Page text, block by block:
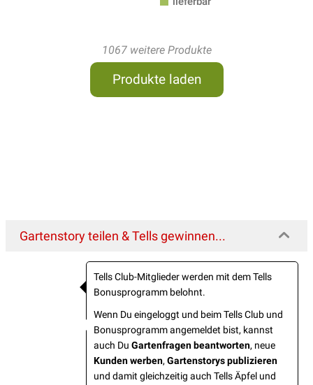
1067 weitere Produkte
Produkte laden
Gartenstory teilen & Tells gewinnen...
Tells Club-Mitglieder werden mit dem Tells
Bonusprogramm belohnt.
Wenn Du eingeloggt und beim Tells Club und
Bonusprogramm angemeldet bist, kannst
auch Du Gartenfragen beantworten, neue
Kunden werben, Gartenstorys publizieren
und damit gleichzeitig auch Tells Äpfel und